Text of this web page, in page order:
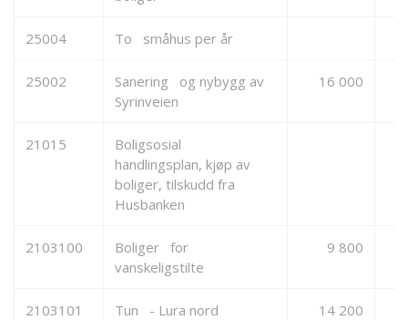
25004 To småhus per år
25002
Sanering og nybygg av
Syrinveien
16 000
21015
Boligsosial
handlingsplan, kjøp av
boliger, tilskudd fra
Husbanken
2103100
Boliger for
vanskeligstilte
9 800
2103101 Tun - Lura nord 14 200